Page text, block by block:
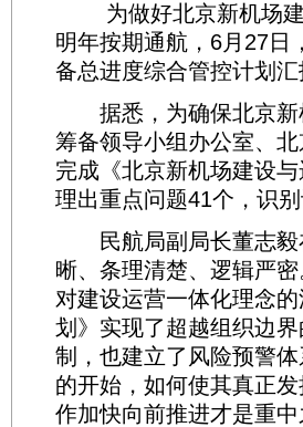
为做好北京新机场建
明年按期通航，6月27日
备总进度综合管控计划汇
据悉，为确保北京新
筹备领导小组办公室、
完成《北京新机场建设
理出重点问题41个，识别
民航局副局长董志毅
晰、条理清楚、逻辑严
对建设运营一体化理念
划》实现了超越组织边
制，也建立了风险预警
的开始，如何使其真正
作加快向前推进才是重中